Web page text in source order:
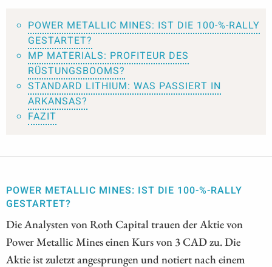
POWER METALLIC MINES: IST DIE 100-%-RALLY
GESTARTET?
MP MATERIALS: PROFITEUR DES
RÜSTUNGSBOOMS?
STANDARD LITHIUM: WAS PASSIERT IN
ARKANSAS?
FAZIT
POWER METALLIC MINES: IST DIE 100-%-RALLY
GESTARTET?
Die Analysten von Roth Capital trauen der Aktie von
Power Metallic Mines einen Kurs von 3 CAD zu. Die
Aktie ist zuletzt angesprungen und notiert nach einem